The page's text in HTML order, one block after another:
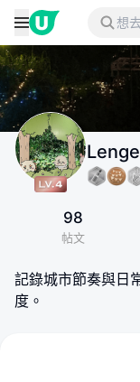
98
帖文
記錄城市節奏與日
度。